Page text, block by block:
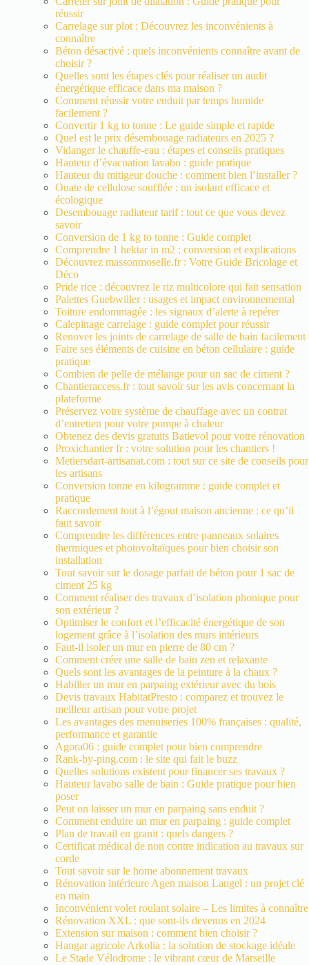
réussir
Carrelage sur plot : Découvrez les inconvénients à
connaître
Béton désactivé : quels inconvénients connaître avant de
choisir ?
Quelles sont les étapes clés pour réaliser un audit
énergétique efficace dans ma maison ?
Comment réussir votre enduit par temps humide
facilement ?
Convertir 1 kg to tonne : Le guide simple et rapide
Quel est le prix désembouage radiateurs en 2025 ?
Vidanger le chauffe-eau : étapes et conseils pratiques
Hauteur d’évacuation lavabo : guide pratique
Hauteur du mitigeur douche : comment bien l’installer ?
Ouate de cellulose soufflée : un isolant efficace et
écologique
Desembouage radiateur tarif : tout ce que vous devez
savoir
Conversion de 1 kg to tonne : Guide complet
Comprendre 1 hektar in m2 : conversion et explications
Découvrez massonmoselle.fr : Votre Guide Bricolage et
Déco
Pride rice : découvrez le riz multicolore qui fait sensation
Palettes Guebwiller : usages et impact environnemental
Toiture endommagée : les signaux d’alerte à repérer
Calepinage carrelage : guide complet pour réussir
Renover les joints de carrelage de salle de bain facilement
Faire ses éléments de cuisine en béton cellulaire : guide
pratique
Combien de pelle de mélange pour un sac de ciment ?
Chantieraccess.fr : tout savoir sur les avis concernant la
plateforme
Préservez votre système de chauffage avec un contrat
d’entretien pour votre pompe à chaleur
Obtenez des devis gratuits Batievol pour votre rénovation
Proxichantier fr : votre solution pour les chantiers !
Metiersdart-artisanat.com : tout sur ce site de conseils pour
les artisans
Conversion tonne en kilogramme : guide complet et
pratique
Raccordement tout à l’égout maison ancienne : ce qu’il
faut savoir
Comprendre les différences entre panneaux solaires
thermiques et photovoltaïques pour bien choisir son
installation
Tout savoir sur le dosage parfait de béton pour 1 sac de
ciment 25 kg
Comment réaliser des travaux d’isolation phonique pour
son extérieur ?
Optimiser le confort et l’efficacité énergétique de son
logement grâce à l’isolation des murs intérieurs
Faut-il isoler un mur en pierre de 80 cm ?
Comment créer une salle de bain zen et relaxante
Quels sont les avantages de la peinture à la chaux ?
Habiller un mur en parpaing extérieur avec du bois
Devis travaux HabitatPresto : comparez et trouvez le
meilleur artisan pour votre projet
Les avantages des menuiseries 100% françaises : qualité,
performance et garantie
Agora06 : guide complet pour bien comprendre
Rank-by-ping.com : le site qui fait le buzz
Quelles solutions existent pour financer ses travaux ?
Hauteur lavabo salle de bain : Guide pratique pour bien
poser
Peut on laisser un mur en parpaing sans enduit ?
Comment enduire un mur en parpaing : guide complet
Plan de travail en granit : quels dangers ?
Certificat médical de non contre indication au travaux sur
corde
Tout savoir sur le home abonnement travaux
Rénovation intérieure Agen maison Langel : un projet clé
en main
Inconvénient volet roulant solaire – Les limites à connaître
Rénovation XXL : que sont-ils devenus en 2024
Extension sur maison : comment bien choisir ?
Hangar agricole Arkolia : la solution de stockage idéale
Le Stade Vélodrome : le vibrant cœur de Marseille